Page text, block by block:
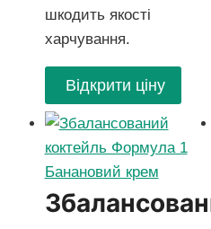
шкодить якості
харчування.
Відкрити ціну